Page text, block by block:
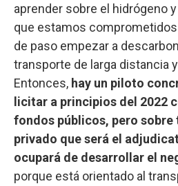
aprender sobre el hidrógeno
que estamos
de paso empezar a
transporte de larga distancia
Entonces, hay un piloto
licitar a principios del 2022
fondos públicos, pero sobre
privado que será el
ocupará de desarrollar el
porque está orientado al